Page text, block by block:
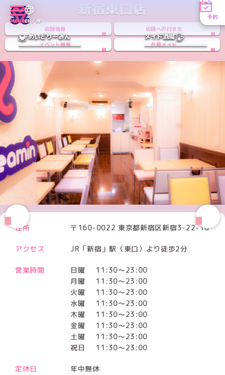
MENUEN／JP
予約
めいどりーみん メイド酒場
新宿東口店
店舗情報 店舗への行き方
イベント情報 在籍メイド
PREV NEXT
Instagramアカウント
Xアカウント
TikTokアカウント
住所 〒160-0022 東京都新宿区新宿3-22-10
アクセス JR「新宿」駅（東口）より徒歩2分
営業時間 日曜
11:30～23:00
月曜
11:30～23:00
火曜
11:30～23:00
水曜
11:30～23:00
木曜
11:30～23:00
金曜
11:30～23:00
土曜
11:30～23:00
祝日
11:30～23:00
定休日 年中無休